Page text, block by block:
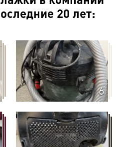
Стоимость (в т.ч.
НДС)
390 руб. (Без
ремонта обратная
доставка из
мастерской
клиенту- 390 руб.)
550 руб. (Без
ремонта обратная
20 лет:
6